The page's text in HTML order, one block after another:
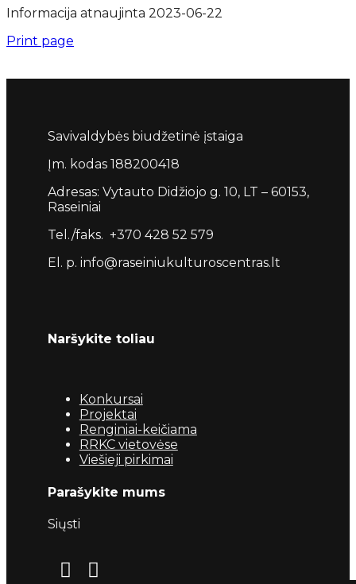
Informacija atnaujinta 2023-06-22
Print page
Savivaldybės biudžetinė įstaiga
Įm. kodas 188200418
Adresas: Vytauto Didžiojo g. 10, LT – 60153,
Raseiniai
Tel./faks. +370 428 52 579
El. p. info@raseiniukulturoscentras.lt
Naršykite toliau
Konkursai
Projektai
Renginiai-keičiama
RRKC vietovėse
Viešieji pirkimai
Parašykite mums
Siųsti